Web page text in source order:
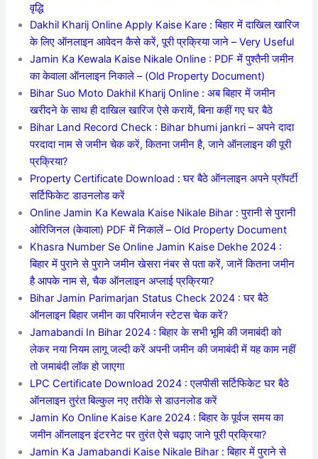
वृद्धि
Dakhil Kharij Online Apply Kaise Kare : बिहार में दाखिल खारिज
के लिए ऑनलाइन आवेदन कैसे करें, पूरी प्रक्रिया जाने – Very Useful
Jamin Ka Kewala Kaise Nikale Online : PDF में पुश्तैनी जमीन
का केवाला ऑनलाइन निकाले – (Old Property Document)
Bihar Suo Moto Dakhil Kharij Online : अब बिहार में जमीन
खरीदने के साथ ही दाखिल खारिज ऐसे करायें, बिना कहीं गए घर बैठे
Bihar Land Record Check : Bihar bhumi jankri – अपने दादा
परदादा नाम से जमीन चेक करें, कितना जमीन है, जाने ऑनलाइन की पूरी
प्रक्रिया?
Property Certificate Download : घर बैठे ऑनलाइन अपने प्रॉपर्टी
सर्टिफिकेट डाउनलोड करें
Online Jamin Ka Kewala Kaise Nikale Bihar : पुरानी से पुरानी
ओरिजिनल (केवाला) PDF में निकालें – Old Property Document
Khasra Number Se Online Jamin Kaise Dekhe 2024 :
बिहार में पुराने से पुराने जमीन खेसरा नंबर से पता करें, जानें कितना जमीन
है आपके नाम से, चैक ऑनलाइन अप्लाई प्रक्रिया?
Bihar Jamin Parimarjan Status Check 2024 : घर बैठे
ऑनलाइन बिहार जमीन का परिमार्जन स्टेटस चेक करें?
Jamabandi In Bihar 2024 : बिहार के सभी भूमि की जमाबंदी को
लेकर नया नियम लागू जल्दी करें अपनी जमीन की जमाबंदी में यह काम नहीं
तो जमाबंदी लॉक हो जाएगा
LPC Certificate Download 2024 : एलपीसी सर्टिफिकेट घर बैठे
ऑनलाइन तुरंत बिल्कुल नए तरीके से डाउनलोड करें
Jamin Ko Online Kaise Kare 2024 : बिहार के पूर्वज समय का
जमीन ऑनलाइन इंटरनेट पर तुरंत ऐसे चढ़ाए जाने पूरी प्रक्रिया?
Jamin Ka Jamabandi Kaise Nikale Bihar : बिहार में पुराने से